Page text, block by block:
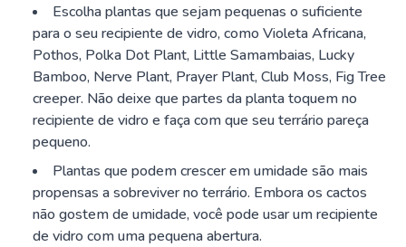
Escolha plantas que sejam pequenas o suficiente
para o seu recipiente de vidro, como Violeta Africana,
Pothos, Polka Dot Plant, Little Samambaias, Lucky
Bamboo, Nerve Plant, Prayer Plant, Club Moss, Fig Tree
creeper. Não deixe que partes da planta toquem no
recipiente de vidro e faça com que seu terrário pareça
pequeno.
Plantas que podem crescer em umidade são mais
propensas a sobreviver no terrário. Embora os cactos
não gostem de umidade, você pode usar um recipiente
de vidro com uma pequena abertura.